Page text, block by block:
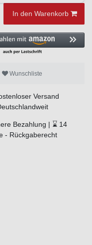
In den Warenkorb
Wunschliste
Versand
Bezahlung | ⌛ 14
- Rückgaberecht